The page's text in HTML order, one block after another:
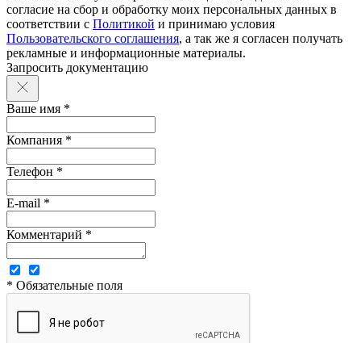
согласие на сбор и обработку моих персональных данных в
соответствии с Политикой и принимаю условия
Пользовательского соглашения, а так же я согласен получать
рекламные и информационные материалы.
Запросить документацию
Ваше имя *
Компания *
Телефон *
E-mail *
Комментарий *
* Обязательные поля